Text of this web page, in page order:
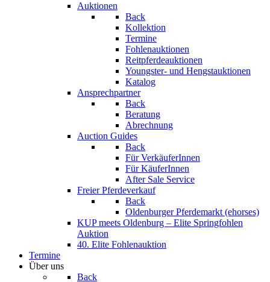
Auktionen
Back
Kollektion
Termine
Fohlenauktionen
Reitpferdeauktionen
Youngster- und Hengstauktionen
Katalog
Ansprechpartner
Back
Beratung
Abrechnung
Auction Guides
Back
Für VerkäuferInnen
Für KäuferInnen
After Sale Service
Freier Pferdeverkauf
Back
Oldenburger Pferdemarkt (ehorses)
KUP meets Oldenburg – Elite Springfohlen
Auktion
40. Elite Fohlenauktion
Termine
Über uns
Back